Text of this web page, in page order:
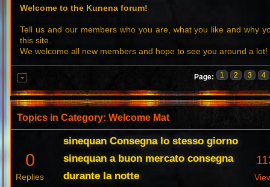
Welcome to the Kunena forum!
Tell us and our members who you are, what you like and why
this site.
We welcome all new members and hope to see you around a lot!
Page: 1 2 3 4
Topics in Category: Welcome Mat
0
Replies
sinequan Consegna lo stesso giorno
sinequan a buon mercato consegna
durante la notte